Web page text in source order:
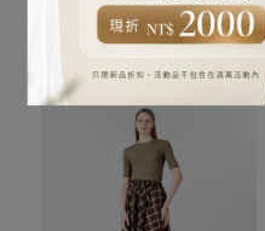
NT$3,980
加入購物車